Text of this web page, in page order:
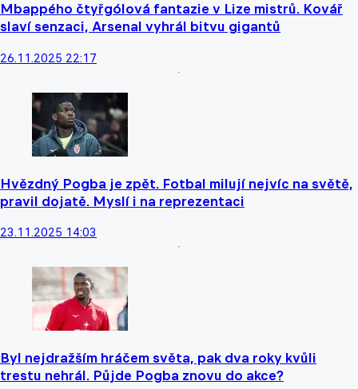
Mbappého čtyřgólová fantazie v Lize mistrů. Kovář
slaví senzaci, Arsenal vyhrál bitvu gigantů
26.11.2025 22:17
Hvězdný Pogba je zpět. Fotbal milují nejvíc na světě,
pravil dojatě. Myslí i na reprezentaci
23.11.2025 14:03
Byl nejdražším hráčem světa, pak dva roky kvůli
trestu nehrál. Půjde Pogba znovu do akce?